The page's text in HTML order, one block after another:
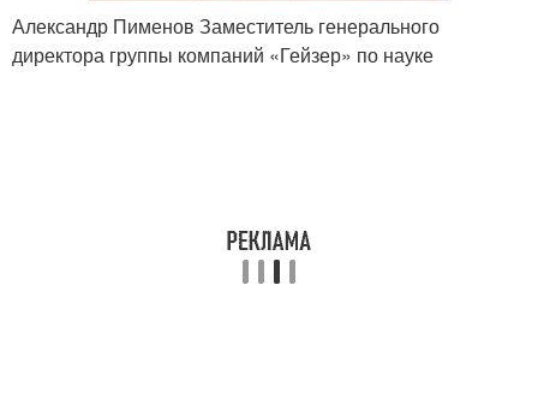
Александр Пименов Заместитель генерального
директора группы компаний «Гейзер» по науке